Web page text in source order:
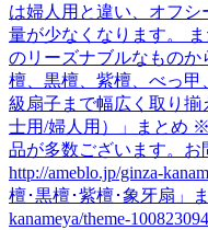
は婦人用と違い、オフ
量が少なくなります。
のリーズナブルなものか
檀、黒檀、紫檀、べっ
級扇子まで幅広く取り
士用/婦人用）」まとめ
品が多数ございます。お
http://ameblo.jp/ginza-
檀･黒檀･紫檀･象牙扇」
kanameya/theme-